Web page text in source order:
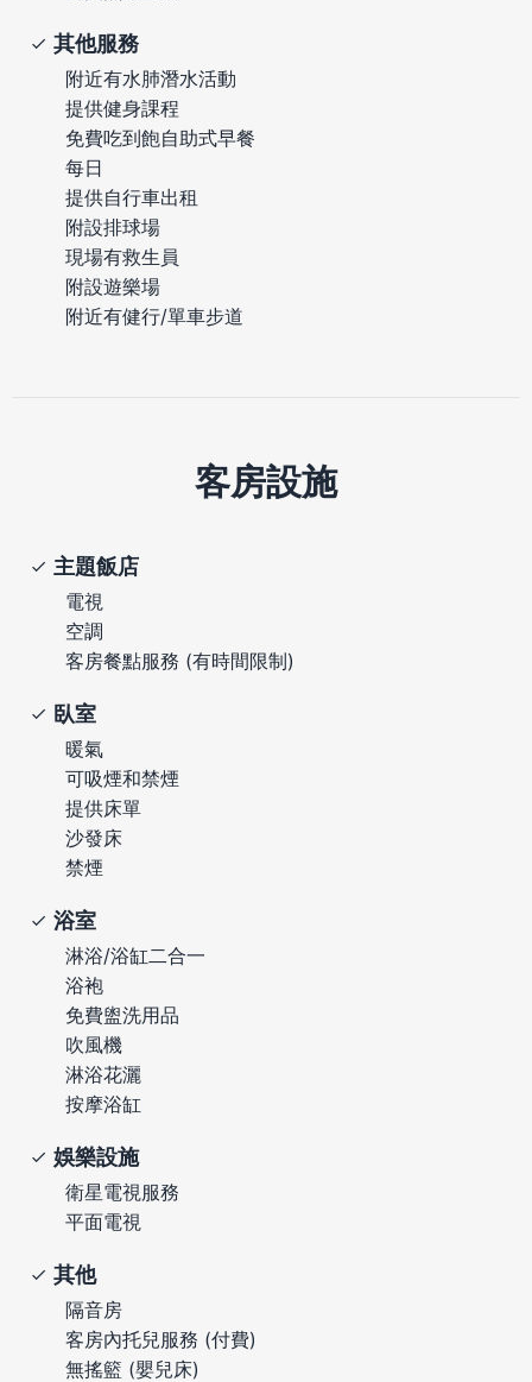
其他服務
附近有水肺潛水活動
提供健身課程
免費吃到飽自助式早餐
每日
提供自行車出租
附設排球場
現場有救生員
附設遊樂場
附近有健行/單車步道
客房設施
主題飯店
電視
空調
客房餐點服務 (有時間限制)
臥室
暖氣
可吸煙和禁煙
提供床單
沙發床
禁煙
浴室
淋浴/浴缸二合一
浴袍
免費盥洗用品
吹風機
淋浴花灑
按摩浴缸
娛樂設施
衛星電視服務
平面電視
其他
隔音房
客房內托兒服務 (付費)
無搖籃 (嬰兒床)